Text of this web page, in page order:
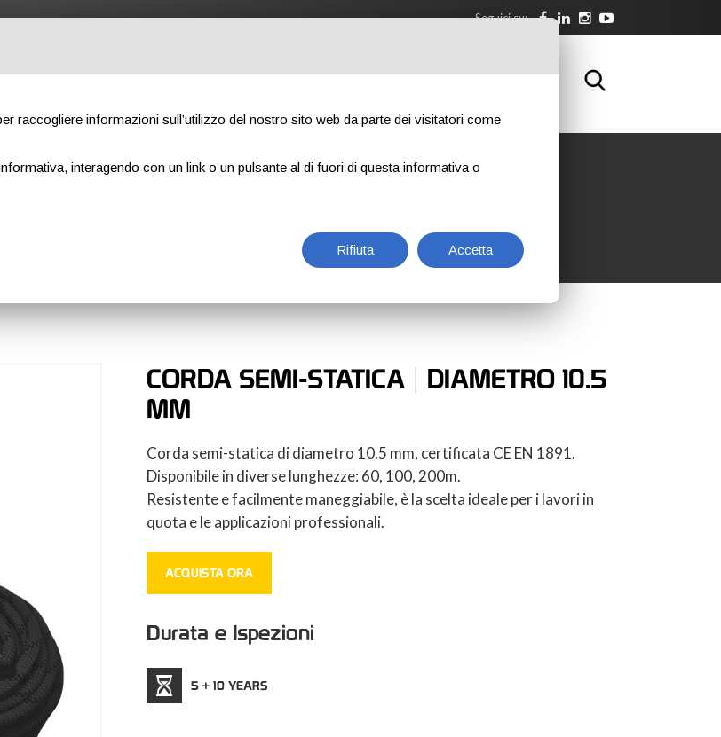
Seguici su:
COMPONENTI CHI SIAMO DOWNLOAD FORMAZIONE CONTATTI
CORDA SEMI-STATICA | DIAMETRO 10.5
MM
Corda semi-statica di diametro 10.5 mm, certificata CE EN 1891.
Disponibile in diverse lunghezze: 60, 100, 200m.
Resistente e facilmente maneggiabile, è la scelta ideale per i lavori in
quota e le applicazioni professionali.
ACQUISTA ORA
Durata e Ispezioni
5 + 10 YEARS
raccogliere informazioni sull’utilizzo del nostro sito web da parte dei visitatori come
interagendo con un link o un pulsante al di fuori di questa informativa o
Rifiuta Accetta